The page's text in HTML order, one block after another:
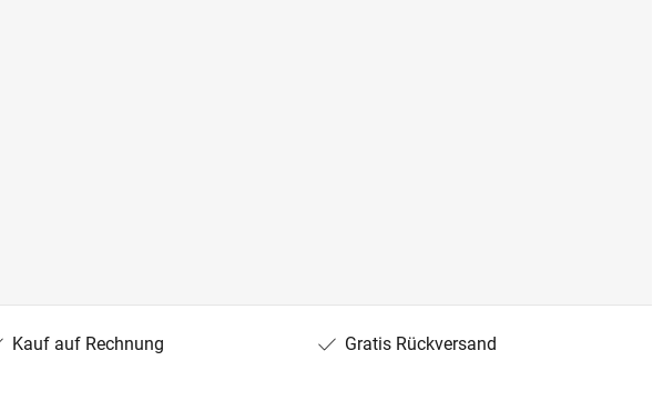
Kauf auf Rechnung Gratis Rückversand